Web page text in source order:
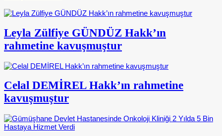
Leyla Zülfiye GÜNDÜZ Hakk’ın
rahmetine kavuşmuştur
Celal DEMİREL Hakk’ın rahmetine
kavuşmuştur